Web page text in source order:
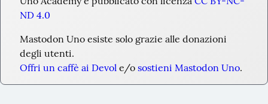
ND 4.0
Mastodon Uno esiste solo grazie alle donazioni
degli utenti.
Offri un caffè ai Devol e/o sostieni Mastodon Uno.